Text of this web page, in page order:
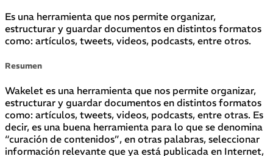
Es una herramienta que nos permite organizar,
estructurar y guardar documentos en distintos formatos
como: artículos, tweets, videos, podcasts, entre otros.
Resumen
Wakelet es una herramienta que nos permite organizar,
estructurar y guardar documentos en distintos formatos
como: artículos, tweets, videos, podcasts, entre otras. Es
decir, es una buena herramienta para lo que se denomina
“curación de contenidos”, en otras palabras, seleccionar
información relevante que ya está publicada en Internet,